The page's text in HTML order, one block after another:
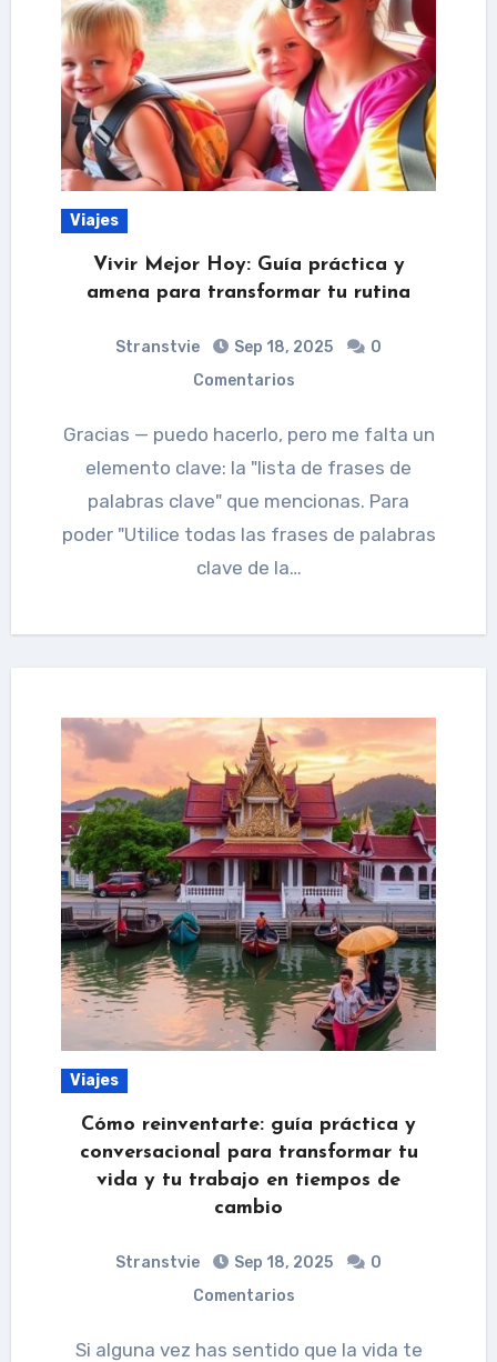
Viajes
Vivir Mejor Hoy: Guía práctica y
amena para transformar tu rutina
Stranstvie Sep 18, 2025
0
Comentarios
Gracias — puedo hacerlo, pero me falta un
elemento clave: la "lista de frases de
palabras clave" que mencionas. Para
poder "Utilice todas las frases de palabras
clave de la…
Viajes
Cómo reinventarte: guía práctica y
conversacional para transformar tu
vida y tu trabajo en tiempos de
cambio
Stranstvie Sep 18, 2025
0
Comentarios
Si alguna vez has sentido que la vida te